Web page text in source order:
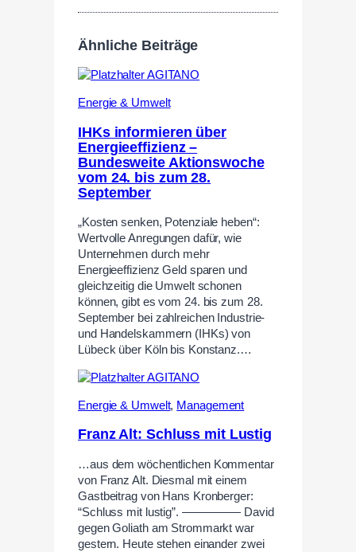
Ähnliche Beiträge
Energie & Umwelt
IHKs informieren über
Energieeffizienz –
Bundesweite Aktionswoche
vom 24. bis zum 28.
September
„Kosten senken, Potenziale heben“:
Wertvolle Anregungen dafür, wie
Unternehmen durch mehr
Energieeffizienz Geld sparen und
gleichzeitig die Umwelt schonen
können, gibt es vom 24. bis zum 28.
September bei zahlreichen Industrie-
und Handelskammern (IHKs) von
Lübeck über Köln bis Konstanz.…
Energie & Umwelt, Management
Franz Alt: Schluss mit Lustig
…aus dem wöchentlichen Kommentar
von Franz Alt. Diesmal mit einem
Gastbeitrag von Hans Kronberger:
“Schluss mit lustig”. ————— David
gegen Goliath am Strommarkt war
gestern. Heute stehen einander zwei